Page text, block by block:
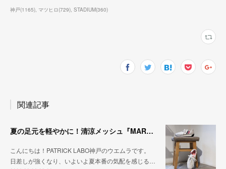
神戸(1165) マツヒロ(729) STADIUM(360)
関連記事
夏の足元を軽やかに！清涼メッシュ『MARATHON-ME2』
こんにちは！PATRICK LABO神戸のウエムラです。
日差しが強くなり、いよいよ夏本番の気配を感じる…